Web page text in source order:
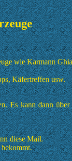
wie Karmann
Käfertreffen usw.
Es kann dann
diese Mail.
bekommt.